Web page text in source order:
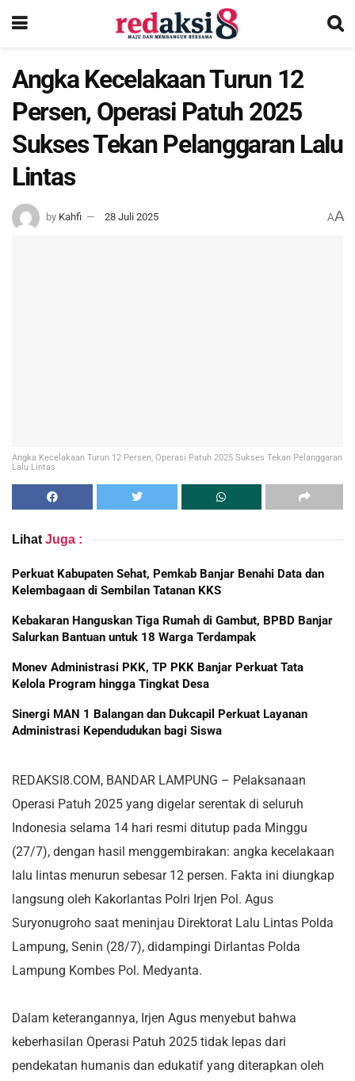
Angka Kecelakaan Turun 12
Persen, Operasi Patuh 2025
Sukses Tekan Pelanggaran Lalu
Lintas
by Kahfi 28 Juli 2025 AA
Angka Kecelakaan Turun 12 Persen, Operasi Patuh 2025 Sukses Tekan Pelanggaran
Lalu Lintas
Lihat Juga :
Perkuat Kabupaten Sehat, Pemkab Banjar Benahi Data dan
Kelembagaan di Sembilan Tatanan KKS
Kebakaran Hanguskan Tiga Rumah di Gambut, BPBD Banjar
Salurkan Bantuan untuk 18 Warga Terdampak
Monev Administrasi PKK, TP PKK Banjar Perkuat Tata
Kelola Program hingga Tingkat Desa
Sinergi MAN 1 Balangan dan Dukcapil Perkuat Layanan
Administrasi Kependudukan bagi Siswa
REDAKSI8.COM, BANDAR LAMPUNG – Pelaksanaan
Operasi Patuh 2025 yang digelar serentak di seluruh
Indonesia selama 14 hari resmi ditutup pada Minggu
(27/7), dengan hasil menggembirakan: angka kecelakaan
lalu lintas menurun sebesar 12 persen. Fakta ini diungkap
langsung oleh Kakorlantas Polri Irjen Pol. Agus
Suryonugroho saat meninjau Direktorat Lalu Lintas Polda
Lampung, Senin (28/7), didampingi Dirlantas Polda
Lampung Kombes Pol. Medyanta.
Dalam keterangannya, Irjen Agus menyebut bahwa
keberhasilan Operasi Patuh 2025 tidak lepas dari
pendekatan humanis dan edukatif yang diterapkan oleh